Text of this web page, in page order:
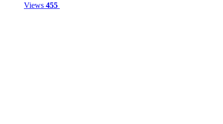
Views 455